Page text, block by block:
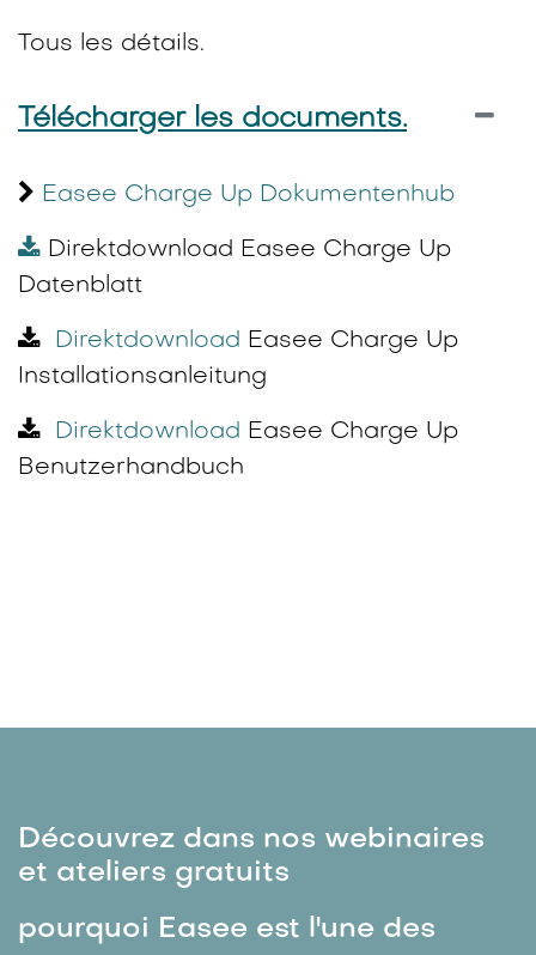
Tous les détails.
Télécharger les documents.
Easee Charge Up Dokumentenhub
Direktdownload Easee Charge Up
Datenblatt
Direktdownload Easee Charge Up
Installationsanleitung
Direktdownload Easee Charge Up
Benutzerhandbuch
Découvrez dans nos webinaires
et ateliers gratuits
pourquoi Easee est l'une des